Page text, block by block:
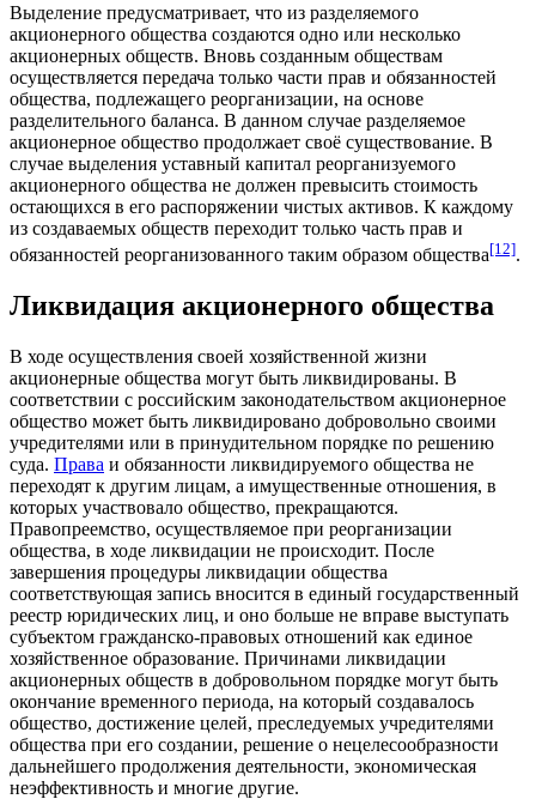
Выделение предусматривает, что из разделяемого
акционерного общества создаются одно или несколько
акционерных обществ. Вновь созданным обществам
осуществляется передача только части прав и обязанностей
общества, подлежащего реорганизации, на основе
разделительного баланса. В данном случае разделяемое
акционерное общество продолжает своё существование. В
случае выделения уставный капитал реорганизуемого
акционерного общества не должен превысить стоимость
остающихся в его распоряжении чистых активов. К каждому
из создаваемых обществ переходит только часть прав и
обязанностей реорганизованного таким образом общества[12].
Ликвидация акционерного общества
В ходе осуществления своей хозяйственной жизни
акционерные общества могут быть ликвидированы. В
соответствии с российским законодательством акционерное
общество может быть ликвидировано добровольно своими
учредителями или в принудительном порядке по решению
суда. Права и обязанности ликвидируемого общества не
переходят к другим лицам, а имущественные отношения, в
которых участвовало общество, прекращаются.
Правопреемство, осуществляемое при реорганизации
общества, в ходе ликвидации не происходит. После
завершения процедуры ликвидации общества
соответствующая запись вносится в единый государственный
реестр юридических лиц, и оно больше не вправе выступать
субъектом гражданско-правовых отношений как единое
хозяйственное образование. Причинами ликвидации
акционерных обществ в добровольном порядке могут быть
окончание временного периода, на который создавалось
общество, достижение целей, преследуемых учредителями
общества при его создании, решение о нецелесообразности
дальнейшего продолжения деятельности, экономическая
неэффективность и многие другие.